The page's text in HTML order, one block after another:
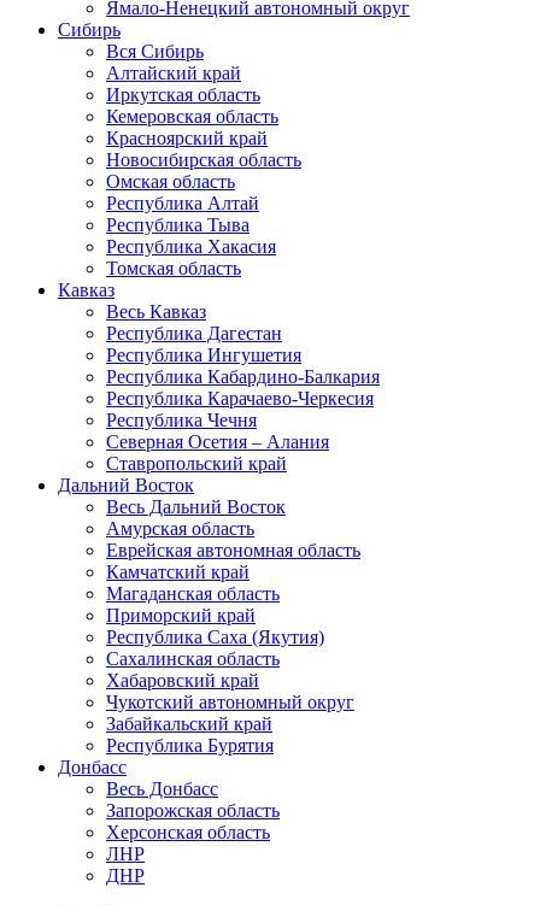
Ямало-Ненецкий автономный округ
Сибирь
Вся Сибирь
Алтайский край
Иркутская область
Кемеровская область
Красноярский край
Новосибирская область
Омская область
Республика Алтай
Республика Тыва
Республика Хакасия
Томская область
Кавказ
Весь Кавказ
Республика Дагестан
Республика Ингушетия
Республика Кабардино-Балкария
Республика Карачаево-Черкесия
Республика Чечня
Северная Осетия – Алания
Ставропольский край
Дальний Восток
Весь Дальний Восток
Амурская область
Еврейская автономная область
Камчатский край
Магаданская область
Приморский край
Республика Саха (Якутия)
Сахалинская область
Хабаровский край
Чукотский автономный округ
Забайкальский край
Республика Бурятия
Донбасс
Весь Донбасс
Запорожская область
Херсонская область
ЛНР
ДНР